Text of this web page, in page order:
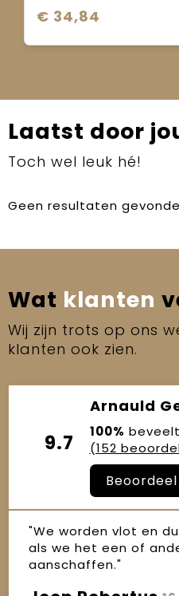
€ 34,84
Laatst door
Toch wel leuk hé!
Geen resultaten
Wat klanten
Wij zijn trots op ons
klanten ook zien.
9.7
Arnauld
100%
(152
"We worden vlot en
als we het een of
aanschaffen."